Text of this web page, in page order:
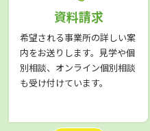
資料請求
希望される事業所の詳しい案
内をお送りします。見学や個
別相談、オンライン個別相談
も受け付けています。